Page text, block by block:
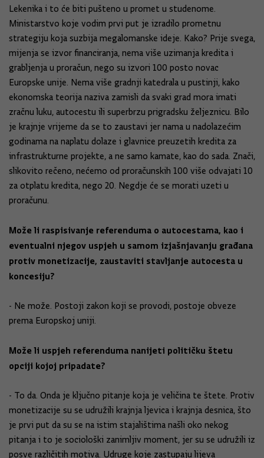
Lekenika i to će biti pušteno u promet u studenome.
Ministarstvo koje vodim prvi put je izradilo prometnu
strategiju koja suzbija megalomanske ideje. Kako? Prije svega,
mijenja se izvor financiranja, nema više uzimanja kredita i
grabljenja u proračun, nego su izvori 100 posto novac
Europske unije. Nema više gradnji katedrala u pustinji, kako
ekonomska teorija naziva zamisli da svaki grad mora imati
zračnu luku, autocestu ili superbrzu prigradsku željeznicu. Bilo
je krajnje vrijeme da se to zaustavi jer nama u nadolazećim
godinama na naplatu dolaze i glavnice preuzetih kredita za
infrastrukturne projekte, a ne samo kamate, kao do sada. Znači,
slikovito rečeno, nećemo od proračunskih 100 više odvajati 10
za otplatu kredita, nego 20. Negdje će se morati uzeti u
proračunu.
Može li raspisivanje referenduma o autocestama, kao i
eventualni njegov uspjeh u samom izjašnjavanju građana
protiv monetizacije, zaustaviti stavljanje autocesta u
koncesiju?
- Ne može. Postoji zakon koji se provodi, postoje obveze
prema Europskoj uniji.
Može li uspjeh referenduma nanijeti političku štetu
opciji kojoj pripadate?
- To da. Onda je ključno pitanje koja je veličina te štete. Protiv
monetizacije su se udružili krajnja ljevica i krajnja desnica, što
je prvi put da su se na istim stajalištima našli oko nekog
pitanja i to je sociološki zanimljiv moment, jer su se udružili iz
posve različitih motiva. Udruge koje zastupaju lijeva